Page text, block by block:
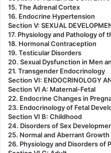
15. The Adrenal Cortex
16. Endocrine Hypertension
Section V: SEXUAL
17. Physiology and Pathology of
18. Hormonal Contraception
19. Testicular Disorders
20. Sexual Dysfunction in Men
21. Transgender Endocrinology
Section VI: ENDOCRINOLOGY
Section VI A: Maternal-Fetal
22. Endocrine Changes in
23. Endocrinology of Fetal
Section VI B: Childhood
24. Disorders of Sex
25. Normal and Aberrant Growth
26. Physiology and Disorders of